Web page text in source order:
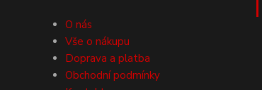
O nás
Vše o nákupu
Doprava a platba
Obchodní podmínky